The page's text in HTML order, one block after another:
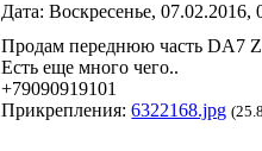
Дата: Воскресенье,
Продам переднюю часть DA7
Есть еще много чего..
+79090919101
Прикрепления:6322168.jpg